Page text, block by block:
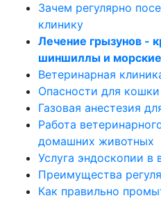
Зачем регулярно
клинику
Лечение грызунов -
шиншиллы и морские
Ветеринарная
Опасности для
Газовая анестезия
Работа
домашних животных
Услуга эндоскопии в
Преимущества
Как правильно